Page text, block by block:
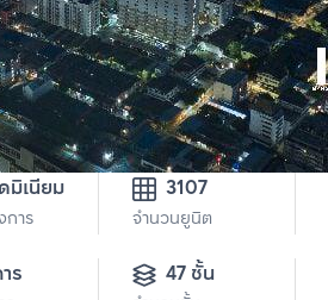
มิเนียม
การ
3107
จำนวนยูนิต
ร 47 ชั้น